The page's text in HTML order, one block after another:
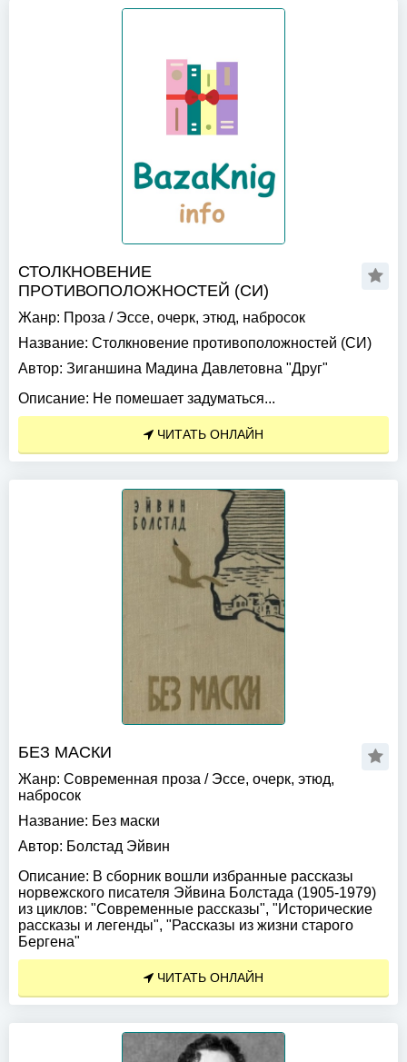
СТОЛКНОВЕНИЕ
ПРОТИВОПОЛОЖНОСТЕЙ (СИ)
Жанр: Проза / Эссе, очерк, этюд, набросок
Название: Столкновение противоположностей (СИ)
Автор: Зиганшина Мадина Давлетовна "Друг"
Описание: Не помешает задуматься...
ЧИТАТЬ ОНЛАЙН
БЕЗ МАСКИ
Жанр: Современная проза / Эссе, очерк, этюд,
набросок
Название: Без маски
Автор: Болстад Эйвин
Описание: В сборник вошли избранные рассказы
норвежского писателя Эйвина Болстада (1905-1979)
из циклов: "Современные рассказы", "Исторические
рассказы и легенды", "Рассказы из жизни старого
Бергена"
ЧИТАТЬ ОНЛАЙН